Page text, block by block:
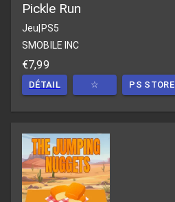
Pickle Run
Jeu PS5
SMOBILE INC
€7,99
DÉTAIL ☆ PS STORE